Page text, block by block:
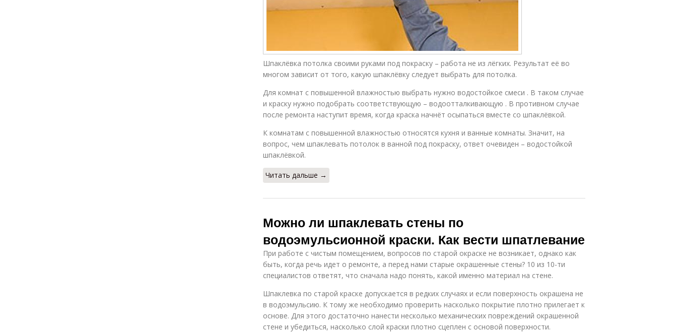
Шпаклёвка потолка своими руками под покраску – работа не из лёгких. Результат её во
многом зависит от того, какую шпаклёвку следует выбрать для потолка.
Для комнат с повышенной влажностью выбрать нужно водостойкое смеси . В таком случае
и краску нужно подобрать соответствующую – водоотталкивающую . В противном случае
после ремонта наступит время, когда краска начнёт осыпаться вместе со шпаклёвкой.
К комнатам с повышенной влажностью относятся кухня и ванные комнаты. Значит, на
вопрос, чем шпаклевать потолок в ванной под покраску, ответ очевиден – водостойкой
шпаклёвкой.
Читать дальше →
Можно ли шпаклевать стены по
водоэмульсионной краски. Как вести шпатлевание
При работе с чистым помещением, вопросов по старой окраске не возникает, однако как
быть, когда речь идет о ремонте, а перед нами старые окрашенные стены? 10 из 10-ти
специалистов ответят, что сначала надо понять, какой именно материал на стене.
Шпаклевка по старой краске допускается в редких случаях и если поверхность окрашена не
в водоэмульсию. К тому же необходимо проверить насколько покрытие плотно прилегает к
основе. Для этого достаточно нанести несколько механических повреждений окрашенной
стене и убедиться, насколько слой краски плотно сцеплен с основой поверхности.